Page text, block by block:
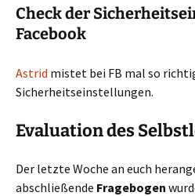
Check der
Facebook
Astrid mistet bei FB mal so
Sicherheitseinstellungen.
Evaluation des
Der letzte Woche an euch
abschließende Fragebogen